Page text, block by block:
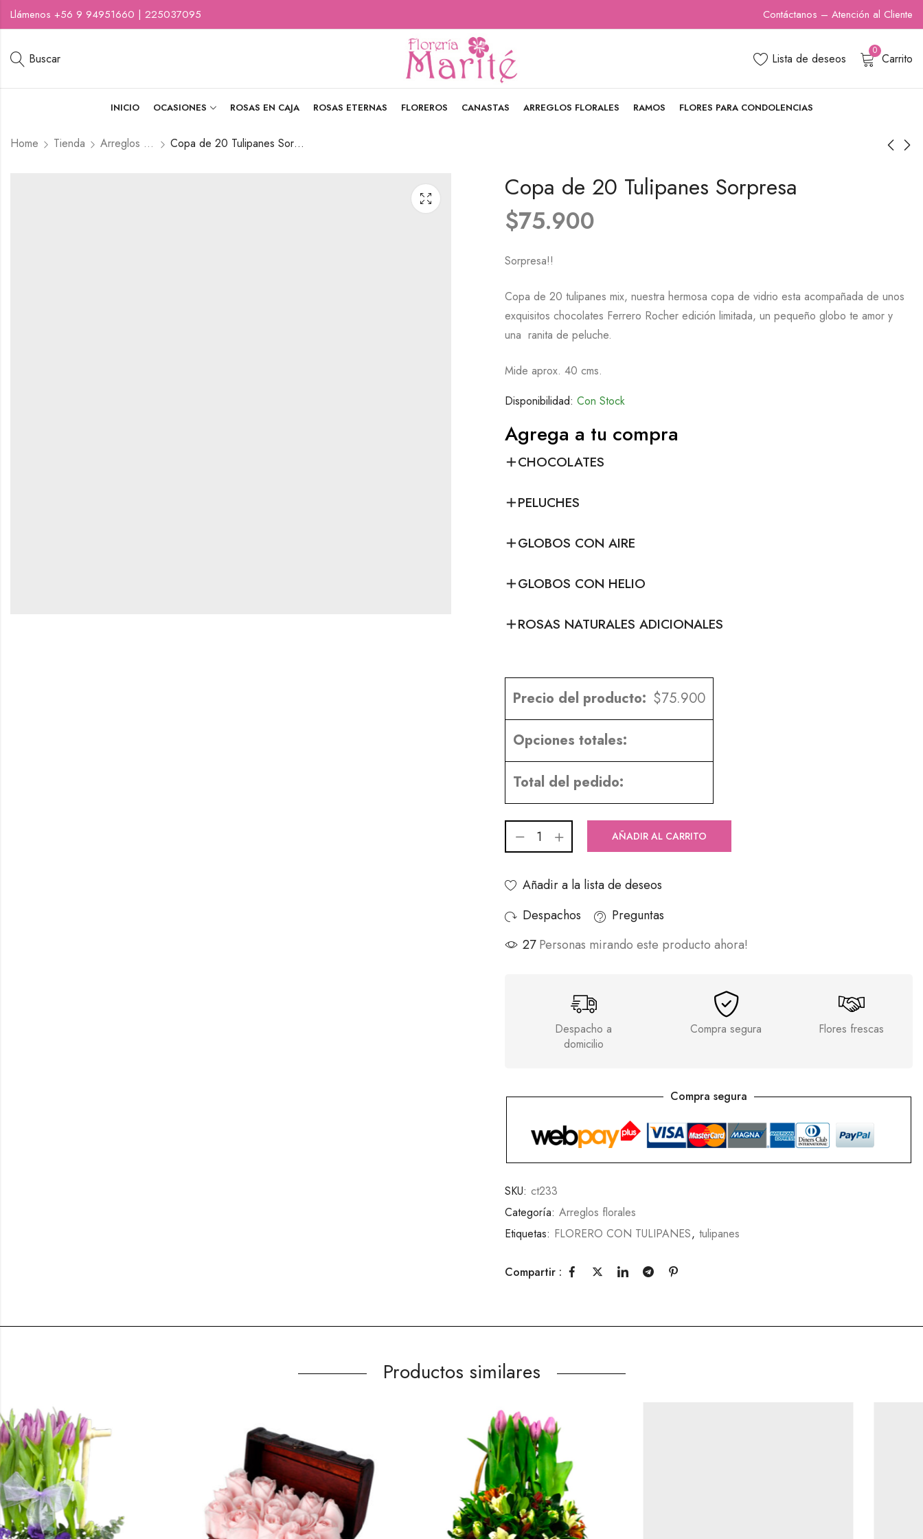
Llámenos +56 9 94951660 | 225037095 Contáctanos – Atención al Cliente
Buscar Lista de deseos
0
Carrito
INICIO OCASIONES ROSAS EN CAJA ROSAS ETERNAS FLOREROS CANASTAS ARREGLOS FLORALES RAMOS FLORES PARA CONDOLENCIAS
Home Tienda Arreglos florales Copa de 20 Tulipanes Sorpresa
Copa de 20 Tulipanes Sorpresa
$75.900
Sorpresa!!
Copa de 20 tulipanes mix, nuestra hermosa copa de vidrio esta acompañada de unos
exquisitos chocolates Ferrero Rocher edición limitada, un pequeño globo te amor y
una ranita de peluche.
Mide aprox. 40 cms.
Disponibilidad: Con Stock
Agrega a tu compra
CHOCOLATES
PELUCHES
GLOBOS CON AIRE
GLOBOS CON HELIO
ROSAS NATURALES ADICIONALES
Precio del producto: $75.900
Opciones totales:
Total del pedido:
AÑADIR AL CARRITO
Añadir a la lista de deseos
Despachos
Preguntas
31 Personas mirando este producto ahora!
Despacho a
domicilio
Compra segura Flores frescas
Compra segura
SKU: ct233
Categoría: Arreglos florales
Etiquetas: FLORERO CON TULIPANES, tulipanes
Compartir :
Productos similares